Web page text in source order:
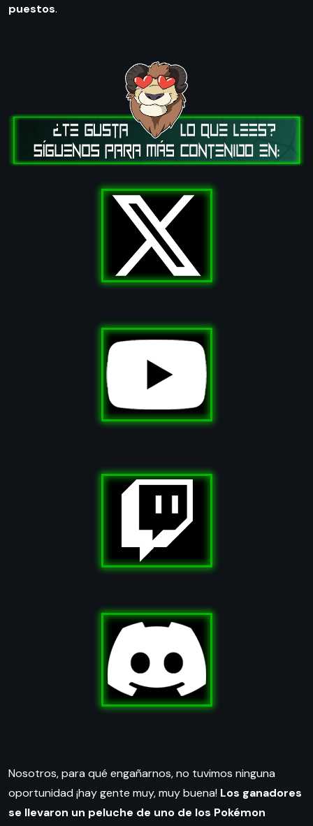
puestos.
Nosotros, para qué engañarnos, no tuvimos ninguna
oportunidad ¡hay gente muy, muy buena! Los ganadores
se llevaron un peluche de uno de los Pokémon